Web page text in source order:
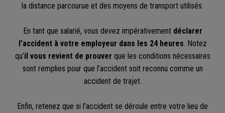
la distance parcourue et des moyens de transport utilisés.
En tant que salarié, vous devez impérativement déclarer
l’accident à votre employeur dans les 24 heures . Notez
qu’il vous revient de prouver que les conditions nécessaires
sont remplies pour que l’accident soit reconnu comme un
accident de trajet.
Enfin, retenez que si l'accident se déroule entre votre lieu de